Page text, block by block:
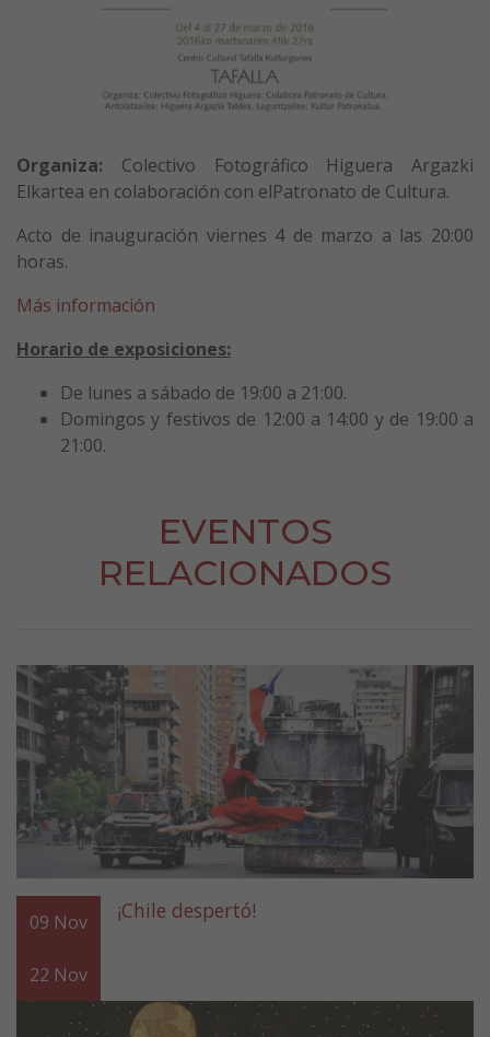
Organiza: Colectivo Fotográfico Higuera Argazki
Elkartea en colaboración con elPatronato de Cultura.
Acto de inauguración viernes 4 de marzo a las 20:00
horas.
Más información
Horario de exposiciones:
De lunes a sábado de 19:00 a 21:00.
Domingos y festivos de 12:00 a 14:00 y de 19:00 a
21:00.
EVENTOS
RELACIONADOS
09 Nov
22 Nov
¡Chile despertó!